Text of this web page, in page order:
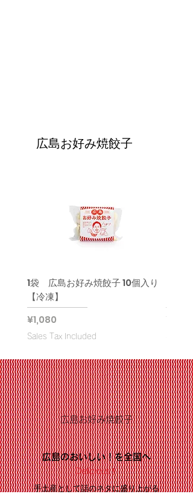
広島お好み焼餃子
1袋 広島お好み焼餃子 10個入り
【冷凍】
Price
¥1,080
Sales Tax Included
Price
¥2,160
広島お好み焼餃子
広島のおいしい！を全国へ
Delicious！
手土産として話のネタに盛り上がる